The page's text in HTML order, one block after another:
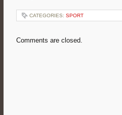
CATEGORIES: SPORT
Comments are closed.